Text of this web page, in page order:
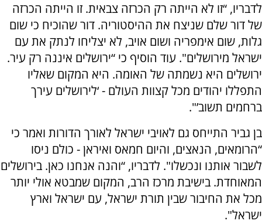
לדבריו, “זו לא הייתה רק הכרזה צבאית. זו הייתה הכרזה
של דור שלם שניצח את ההיסטוריה. דור שהוכיח כי שום
גלות, שום אימפריה ושום אויב, לא יצליחו לנתק את עם
ישראל מירושלים". עוד הוסיף כי “ירושלים איננה רק עיר.
ירושלים היא נשמתה של האומה. היא המקום שאליו
התפללו יהודים מכל קצוות העולם - ‘לירושלים עירך
ברחמים תשוב’".
בן גביר התייחס גם לאויבי ישראל לאורך הדורות ואמר כי
“הרומאים, הנאצים, והיום חמאס ואיראן - כולם ניסו
לשבור אותנו ונכשלו". לדבריו, “והנה אנחנו כאן. בירושלים
המאוחדת. בישיבת מרכז הרב, המקום שמבטא אולי יותר
מכל את החיבור שבין תורת ישראל, עם ישראל וארץ
ישראל".